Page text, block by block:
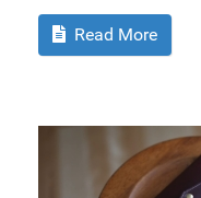
Read More